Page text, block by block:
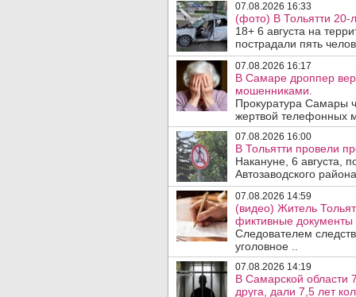
07.08.2026 16:33
(фото) В Тольятти 20-
18+ 6 августа на
пострадали пять
07.08.2026 16:17
В Самаре дроппер
мошенниками.
Прокуратура Самары
жертвой телефонных
07.08.2026 16:00
В Тольятти провели
Накануне, 6 августа,
Автозаводского
07.08.2026 14:59
(видео) Житель
фиктивные документы
Следователем
уголовное ..
07.08.2026 14:19
В Самарской области
друга, дали 7,5 лет